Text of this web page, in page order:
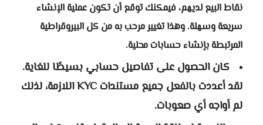
نقاط البيع لديهم، فيمكنك توقع أن تكون عملية الإنشاء
سريعة وسهلة. وهذا تغيير مرحب به من كل البيروقراطية
المرتبطة بإنشاء حسابات محلية.
كان الحصول على تفاصيل حسابي بسيطًا للغاية.
لقد أعددت بالفعل جميع مستندات KYC اللازمة، لذلك
لم أواجه أي صعوبات.